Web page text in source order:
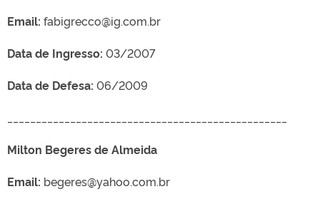
Email: fabigrecco@ig.com.br
Data de Ingresso: 03/2007
Data de Defesa: 06/2009
Milton Begeres de Almeida
Email: begeres@yahoo.com.br